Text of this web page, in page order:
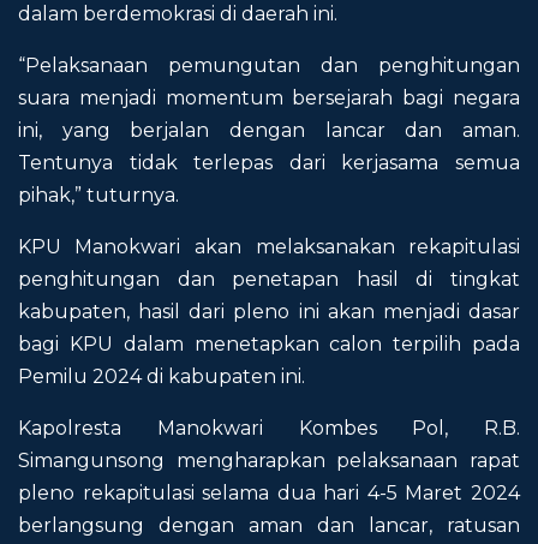
dalam berdemokrasi di daerah ini.
“Pelaksanaan pemungutan dan penghitungan
suara menjadi momentum bersejarah bagi negara
ini, yang berjalan dengan lancar dan aman.
Tentunya tidak terlepas dari kerjasama semua
pihak,” tuturnya.
KPU Manokwari akan melaksanakan rekapitulasi
penghitungan dan penetapan hasil di tingkat
kabupaten, hasil dari pleno ini akan menjadi dasar
bagi KPU dalam menetapkan calon terpilih pada
Pemilu 2024 di kabupaten ini.
Kapolresta Manokwari Kombes Pol, R.B.
Simangunsong mengharapkan pelaksanaan rapat
pleno rekapitulasi selama dua hari 4-5 Maret 2024
berlangsung dengan aman dan lancar, ratusan